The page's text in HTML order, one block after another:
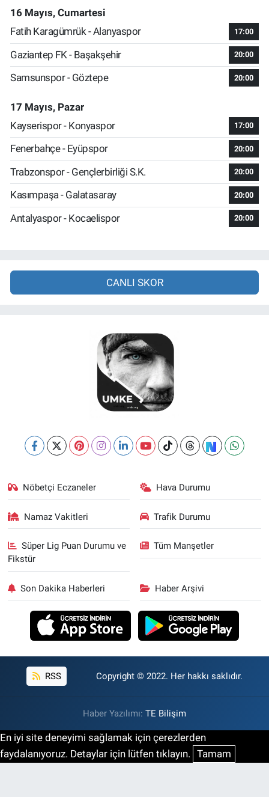
16 Mayıs, Cumartesi
Fatih Karagümrük - Alanyaspor
17:00
Gaziantep FK - Başakşehir 20:00
Samsunspor - Göztepe 20:00
17 Mayıs, Pazar
Kayserispor - Konyaspor
17:00
Fenerbahçe - Eyüpspor 20:00
Trabzonspor - Gençlerbirliği S.K. 20:00
Kasımpaşa - Galatasaray 20:00
Antalyaspor - Kocaelispor 20:00
CANLI SKOR
Nöbetçi Eczaneler Hava Durumu
Namaz Vakitleri Trafik Durumu
Süper Lig Puan Durumu ve
Fikstür
Tüm Manşetler
Son Dakika Haberleri Haber Arşivi
RSS Copyright © 2022. Her hakkı saklıdır.
Haber Yazılımı: TE Bilişim
En iyi site deneyimi sağlamak için çerezlerden
faydalanıyoruz. Detaylar için lütfen tıklayın. Tamam